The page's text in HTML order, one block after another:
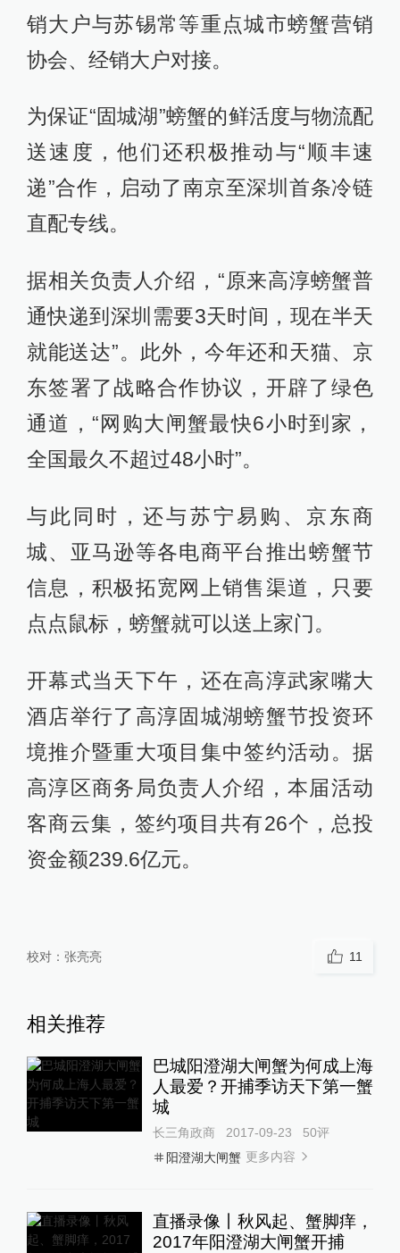
销大户与苏锡常等重点城市螃蟹营销
协会、经销大户对接。
为保证“固城湖”螃蟹的鲜活度与物流配
送速度，他们还积极推动与“顺丰速
递”合作，启动了南京至深圳首条冷链
直配专线。
据相关负责人介绍，“原来高淳螃蟹普
通快递到深圳需要3天时间，现在半天
就能送达”。此外，今年还和天猫、京
东签署了战略合作协议，开辟了绿色
通道，“网购大闸蟹最快6小时到家，
全国最久不超过48小时”。
与此同时，还与苏宁易购、京东商
城、亚马逊等各电商平台推出螃蟹节
信息，积极拓宽网上销售渠道，只要
点点鼠标，螃蟹就可以送上家门。
开幕式当天下午，还在高淳武家嘴大
酒店举行了高淳固城湖螃蟹节投资环
境推介暨重大项目集中签约活动。据
高淳区商务局负责人介绍，本届活动
客商云集，签约项目共有26个，总投
资金额239.6亿元。
校对： 张亮亮 11
相关推荐
巴城阳澄湖大闸蟹为何成上海
人最爱？开捕季访天下第一蟹
城
长三角政商 2017-09-23 50评
阳澄湖大闸蟹 更多内容
直播录像丨秋风起、蟹脚痒，
2017年阳澄湖大闸蟹开捕